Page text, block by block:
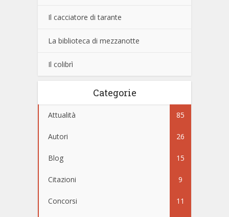
Il cacciatore di tarante
La biblioteca di mezzanotte
Il colibrì
Categorie
Attualità 85
Autori 26
Blog 15
Citazioni 9
Concorsi 11